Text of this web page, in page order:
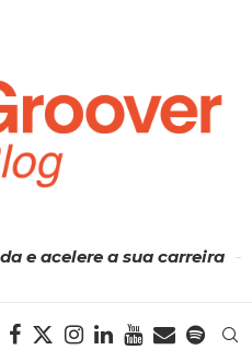
e acelere a sua carreira